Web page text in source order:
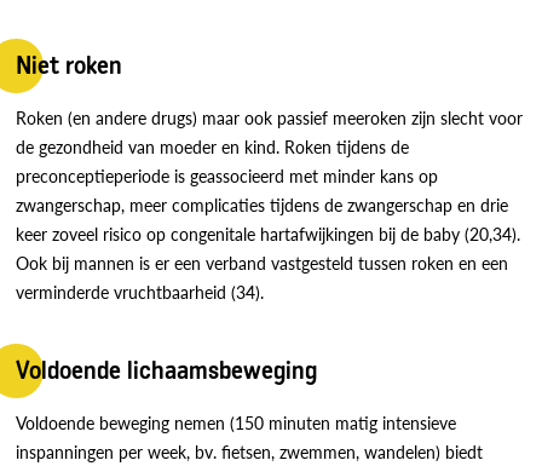
Niet roken
Roken (en andere drugs) maar ook passief meeroken zijn slecht voor
de gezondheid van moeder en kind. Roken tijdens de
preconceptieperiode is geassocieerd met minder kans op
zwangerschap, meer complicaties tijdens de zwangerschap en drie
keer zoveel risico op congenitale hartafwijkingen bij de baby (20,34).
Ook bij mannen is er een verband vastgesteld tussen roken en een
verminderde vruchtbaarheid (34).
Voldoende lichaamsbeweging
Voldoende beweging nemen (150 minuten matig intensieve
inspanningen per week, bv. fietsen, zwemmen, wandelen) biedt